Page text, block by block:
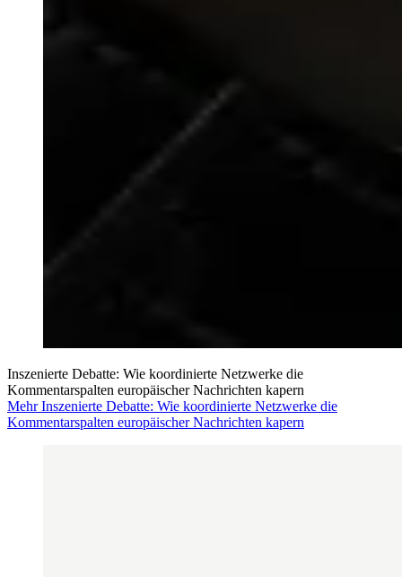
Inszenierte Debatte: Wie koordinierte Netzwerke die
Kommentarspalten europäischer Nachrichten kapern
Mehr Inszenierte Debatte: Wie koordinierte Netzwerke die
Kommentarspalten europäischer Nachrichten kapern